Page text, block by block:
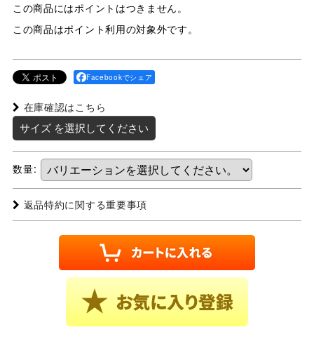
この商品にはポイントはつきません。
この商品はポイント利用の対象外です。
Facebookでシェア
在庫確認はこちら
サイズ を選択してください
数量:
返品特約に関する重要事項